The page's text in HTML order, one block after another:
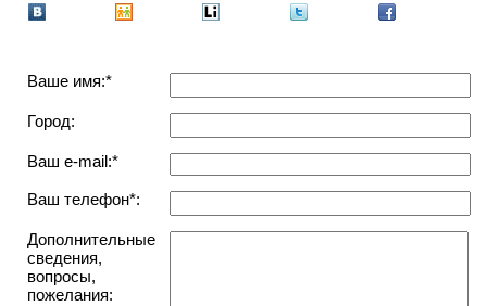
Ваше имя:*
Город:
Ваш e-mail:*
Ваш телефон*:
Дополнительные
сведения,
вопросы,
пожелания: